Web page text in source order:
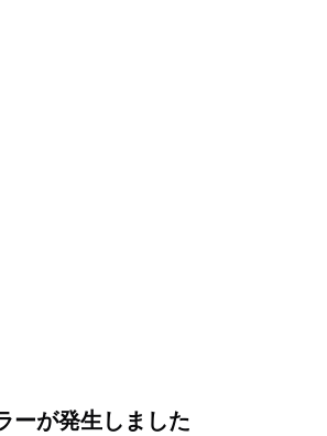
ーが発生しました